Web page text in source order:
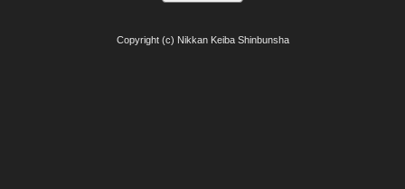
Copyright (c) Nikkan Keiba Shinbunsha